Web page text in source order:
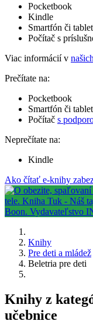
Pocketbook
Kindle
Smartfón či
Počítač s
Viac informácií v
Prečítate na:
Pocketbook
Smartfón či tablet
Počítač s
Neprečítate na:
Kindle
Ako čítať e-knihy
Knihy
Pre deti a mládež
Beletria pre deti
Knihy z
učebnice